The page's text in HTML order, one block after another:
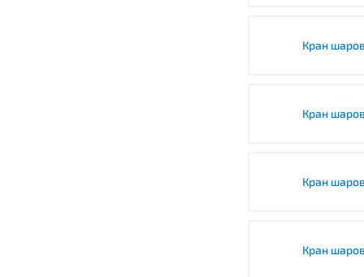
Кран
Кран
Кран
Кран